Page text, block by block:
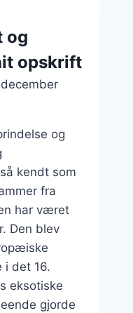
og
opskrift
og
kendt som
fra
har været
Den blev
i det 16.
eksotiske
gjorde